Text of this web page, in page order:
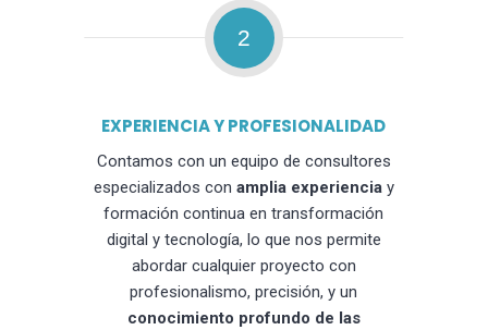
2
EXPERIENCIA Y PROFESIONALIDAD
Contamos con un equipo de consultores
especializados con amplia experienciay
formación continua en transformación
digital y tecnología, lo que nos permite
abordar cualquier proyecto con
profesionalismo, precisión, y un
conocimiento profundo de las